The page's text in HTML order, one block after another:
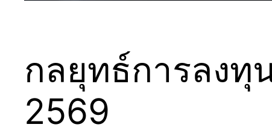
กลยุทธ์การลงทุ
2569